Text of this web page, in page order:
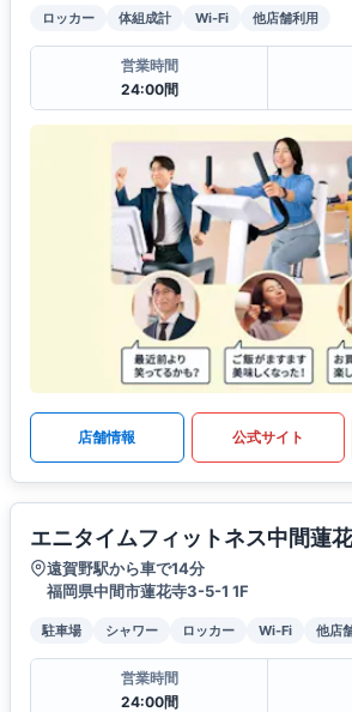
ロッカー 体組成計 Wi-Fi 他店舗利用
営業時間
24:00間
店舗情報 公式サイト
エニタイムフィットネス中間蓮
遠賀野駅から車で14分
福岡県中間市蓮花寺3-5-1 1F
駐車場 シャワー ロッカー Wi-Fi 他店
営業時間
24:00間